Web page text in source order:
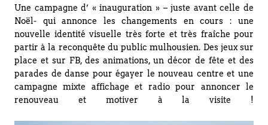
Une campagne d’ « inauguration » – juste avant celle de
Noël- qui annonce les changements en cours : une
nouvelle identité visuelle très forte et très fraîche pour
partir à la reconquête du public mulhousien. Des jeux sur
place et sur FB, des animations, un décor de fête et des
parades de danse pour égayer le nouveau centre et une
campagne mixte affichage et radio pour annoncer le
renouveau et motiver à la visite !